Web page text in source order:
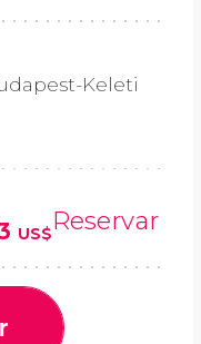
Keleti
US$Reservar